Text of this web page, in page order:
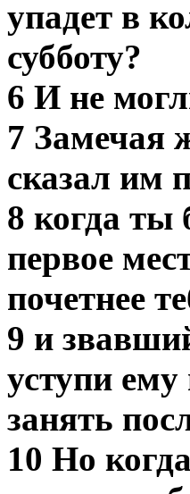
упадет в
субботу?
6 И не
7 Замечая
сказал им
8 когда ты
первое
почетнее
9 и
уступи
занять
10 Но